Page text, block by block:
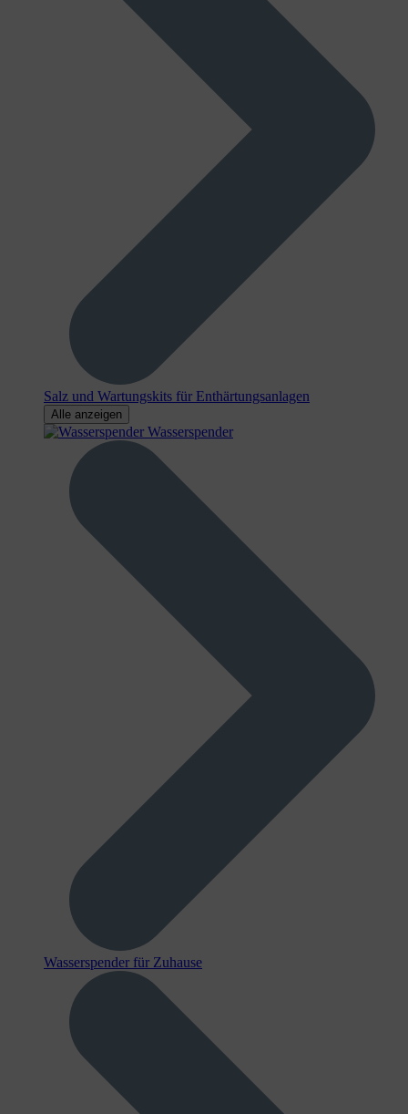
Salz und Wartungskits für Enthärtungsanlagen
Alle anzeigen
Wasserspender
Wasserspender für Zuhause